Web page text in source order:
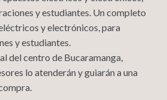
y estudiantes. Un completo
y electrónicos, para
y estudiantes.
del centro de Bucaramanga,
lo atenderán y guiarán a una